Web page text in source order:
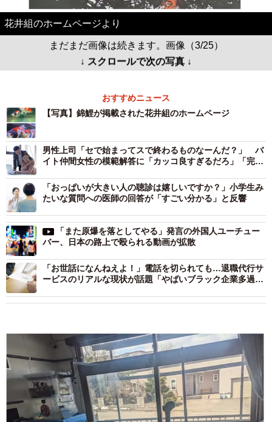
花井組のホームページより
まだまだ画像は続きます。画像（3/25）
↓ スクロールで次の写真 ↓
おすすめニュース
【写真】錦鯉が掲載された花井組のホームページ
男性上司「セで始まってスで終わるものなーんだ？」 バ
イト仲間女性の模範解答に「カッコ良すぎるだろ」「完璧
「おっぱいが大きい人の聴診は嬉しいですか？」小学生み
たいな質問への医師の回答が「すごい分かる」と反響
「また原爆を落としてやる」発言の外国人ユーチュー
バー、日本の路上で殴られる動画が拡散
「お世話になんねえよ！」電話を切られても…退職代行サ
ービスのリアルな現状が話題「やばいブラック企業多過